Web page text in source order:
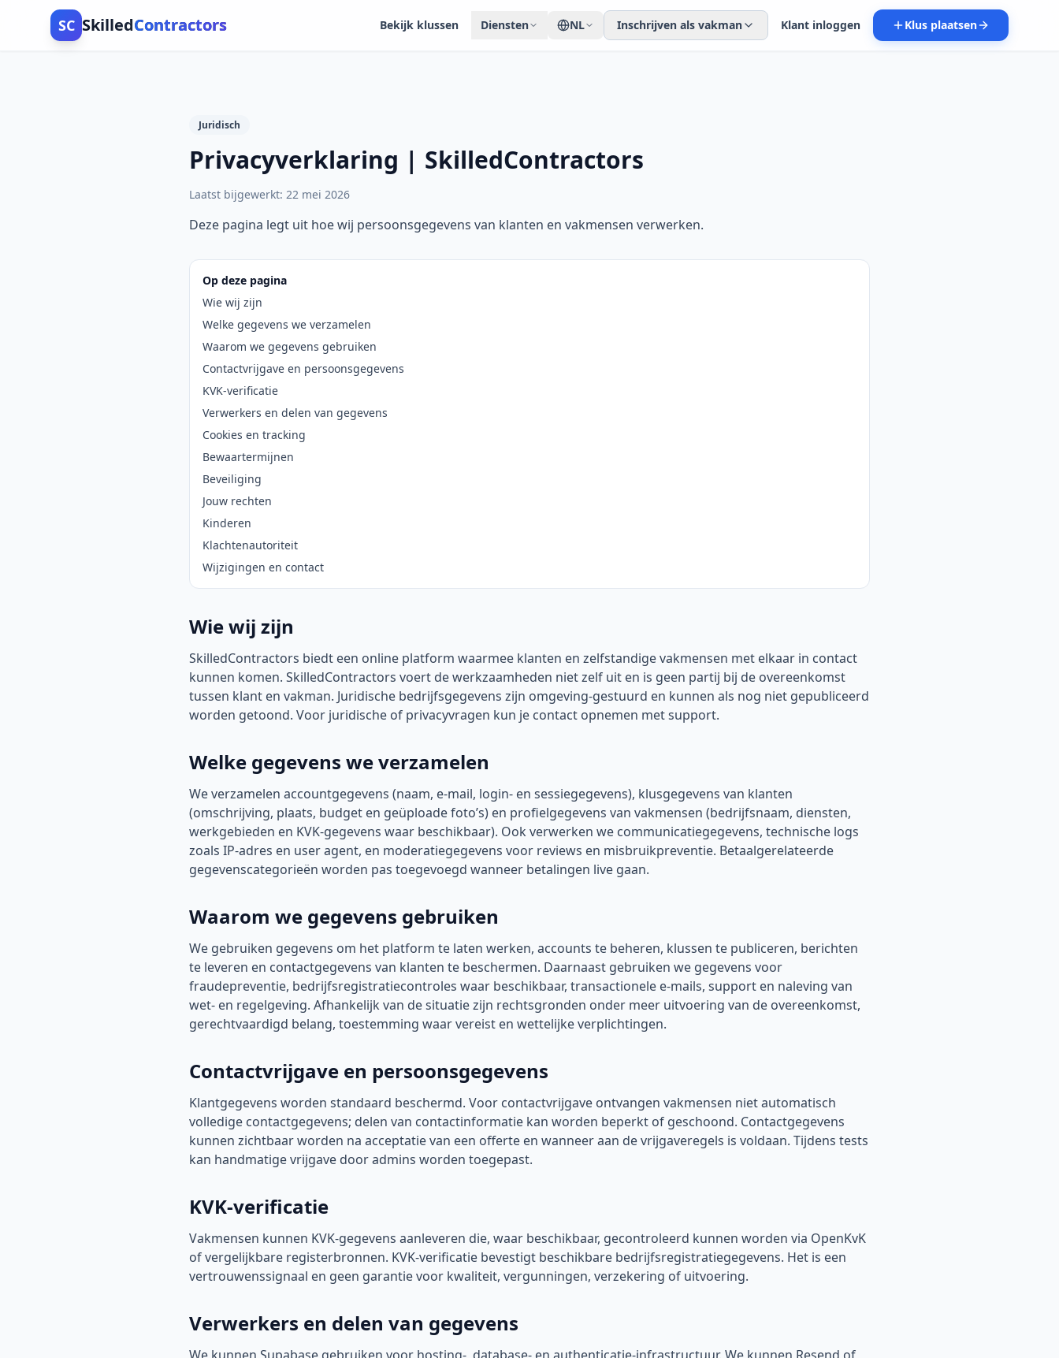
SC SkilledContractors Bekijk klussen Diensten NL Inschrijven als vakman Klant inloggen Klus plaatsen
Juridisch
Privacyverklaring | SkilledContractors
Laatst bijgewerkt: 22 mei 2026
Deze pagina legt uit hoe wij persoonsgegevens van klanten en vakmensen verwerken.
Op deze pagina
Wie wij zijn
Welke gegevens we verzamelen
Waarom we gegevens gebruiken
Contactvrijgave en persoonsgegevens
KVK-verificatie
Verwerkers en delen van gegevens
Cookies en tracking
Bewaartermijnen
Beveiliging
Jouw rechten
Kinderen
Klachtenautoriteit
Wijzigingen en contact
Wie wij zijn
SkilledContractors biedt een online platform waarmee klanten en zelfstandige vakmensen met elkaar in contact
kunnen komen. SkilledContractors voert de werkzaamheden niet zelf uit en is geen partij bij de overeenkomst
tussen klant en vakman. Juridische bedrijfsgegevens zijn omgeving-gestuurd en kunnen als nog niet gepubliceerd
worden getoond. Voor juridische of privacyvragen kun je contact opnemen met support.
Welke gegevens we verzamelen
We verzamelen accountgegevens (naam, e-mail, login- en sessiegegevens), klusgegevens van klanten
(omschrijving, plaats, budget en geüploade foto’s) en profielgegevens van vakmensen (bedrijfsnaam, diensten,
werkgebieden en KVK-gegevens waar beschikbaar). Ook verwerken we communicatiegegevens, technische logs
zoals IP-adres en user agent, en moderatiegegevens voor reviews en misbruikpreventie. Betaalgerelateerde
gegevenscategorieën worden pas toegevoegd wanneer betalingen live gaan.
Waarom we gegevens gebruiken
We gebruiken gegevens om het platform te laten werken, accounts te beheren, klussen te publiceren, berichten
te leveren en contactgegevens van klanten te beschermen. Daarnaast gebruiken we gegevens voor
fraudepreventie, bedrijfsregistratiecontroles waar beschikbaar, transactionele e-mails, support en naleving van
wet- en regelgeving. Afhankelijk van de situatie zijn rechtsgronden onder meer uitvoering van de overeenkomst,
gerechtvaardigd belang, toestemming waar vereist en wettelijke verplichtingen.
Contactvrijgave en persoonsgegevens
Klantgegevens worden standaard beschermd. Voor contactvrijgave ontvangen vakmensen niet automatisch
volledige contactgegevens; delen van contactinformatie kan worden beperkt of geschoond. Contactgegevens
kunnen zichtbaar worden na acceptatie van een offerte en wanneer aan de vrijgaveregels is voldaan. Tijdens tests
kan handmatige vrijgave door admins worden toegepast.
KVK-verificatie
Vakmensen kunnen KVK-gegevens aanleveren die, waar beschikbaar, gecontroleerd kunnen worden via OpenKvK
of vergelijkbare registerbronnen. KVK-verificatie bevestigt beschikbare bedrijfsregistratiegegevens. Het is een
vertrouwenssignaal en geen garantie voor kwaliteit, vergunningen, verzekering of uitvoering.
Verwerkers en delen van gegevens